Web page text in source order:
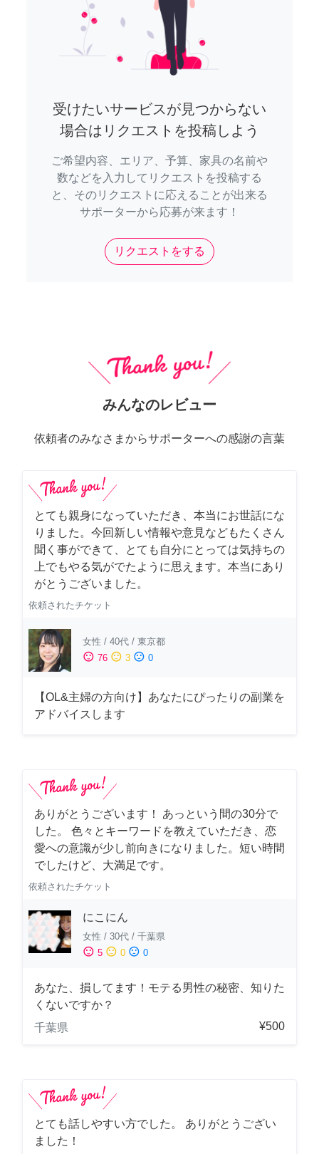
受けたいサービスが見つからない
場合はリクエストを投稿しよう
ご希望内容、エリア、予算、家具の名前や
数などを入力してリクエストを投稿する
と、そのリクエストに応えることが出来る
サポーターから応募が来ます！
リクエストをする
みんなのレビュー
依頼者のみなさまからサポーターへの感謝の言葉
とても親身になっていただき、本当にお世話にな
りました。今回新しい情報や意見などもたくさん
聞く事ができて、とても自分にとっては気持ちの
上でもやる気がでたように思えます。本当にあり
がとうございました。
依頼されたチケット
女性 / 40代 / 東京都
sentiment_satisfied 76 sentiment_neutral 3 sentiment_dissatisfied 0
【OL&主婦の方向け】あなたにぴったりの副業を
アドバイスします
ありがとうございます！ あっという間の30分で
した。 色々とキーワードを教えていただき、恋
愛への意識が少し前向きになりました。短い時間
でしたけど、大満足です。
依頼されたチケット
にこにん
女性 / 30代 / 千葉県
sentiment_satisfied 5 sentiment_neutral 0 sentiment_dissatisfied 0
あなた、損してます！モテる男性の秘密、知りた
くないですか？
千葉県
¥500
とても話しやすい方でした。 ありがとうござい
ました！